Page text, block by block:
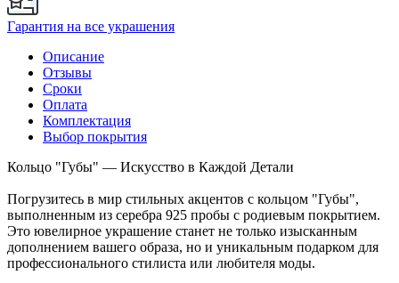
Гарантия на все украшения
Описание
Отзывы
Сроки
Оплата
Комплектация
Выбор покрытия
Кольцо "Губы" — Искусство в Каждой Детали
Погрузитесь в мир стильных акцентов с кольцом "Губы",
выполненным из серебра 925 пробы с родиевым покрытием.
Это ювелирное украшение станет не только изысканным
дополнением вашего образа, но и уникальным подарком для
профессионального стилиста или любителя моды.